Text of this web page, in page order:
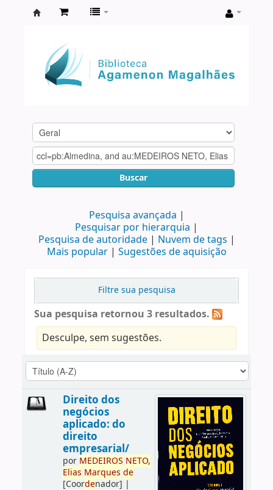
Agamenon
Magalhães
Buscar
Pesquisa avançada
Pesquisar por hierarquia
Pesquisa de autoridade
Nuvem de tags
Mais popular
Sugestões de aquisição
Filtre sua pesquisa
Sua pesquisa retornou 3 resultados.
Desculpe, sem sugestões.
Direito dos
negócios
aplicado: do
direito
empresarial/
por MEDEIROS NETO,
Elias Marques de
[Coordenador] |